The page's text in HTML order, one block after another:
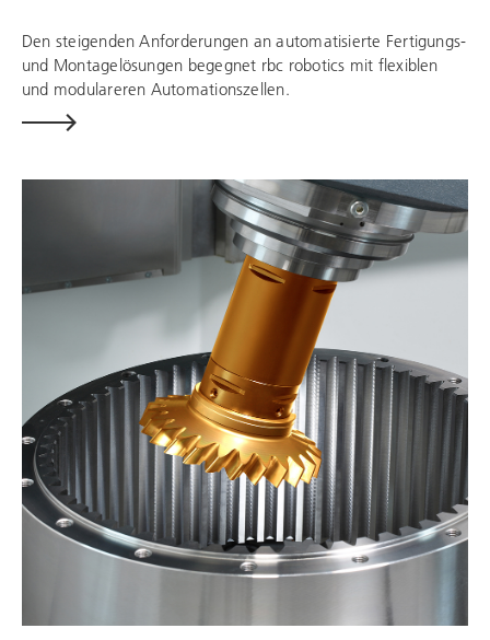
Den steigenden Anforderungen an automatisierte Fertigungs-
und Montagelösungen begegnet rbc robotics mit flexiblen
und modulareren Automationszellen.